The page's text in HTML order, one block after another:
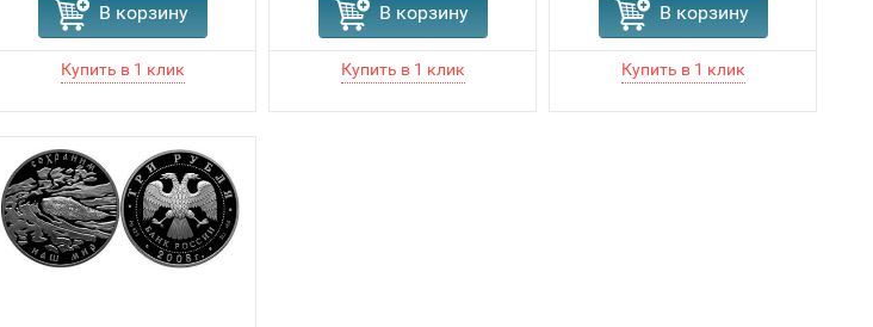
В корзину В корзину В корзину